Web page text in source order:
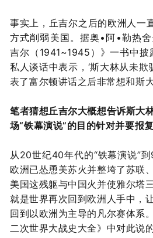
事实上，丘吉尔之后的欧洲人一
方式削弱美国。据奥•阿•勒热
吉尔（1941~1945）》一书中披
私人谈话中表示，‘斯大林从未欺
表了富尔顿讲话之后非常想和斯大
笔者猜想丘吉尔大概想告诉斯大
场“铁幕演说”的目的针对并要报
从20世纪40年代的“铁幕演说”
欧洲已怂恿美苏火并整垮了苏联
美国这残躯与中国火并使雅尔塔
就是世界再次回到欧洲人手中，
回到以欧洲为主导的凡尔赛体系
二次世界大战史大全》中对此说